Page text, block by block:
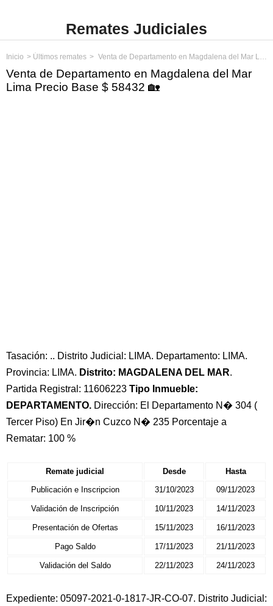
Remates Judiciales
Inicio Últimos remates Venta de Departamento en Magdalena del Mar Lima Precio Base $ 58432
Venta de Departamento en Magdalena del Mar
Lima Precio Base $ 58432 🏡
Tasación: .. Distrito Judicial: LIMA. Departamento: LIMA.
Provincia: LIMA. Distrito: MAGDALENA DEL MAR.
Partida Registral: 11606223 Tipo Inmueble:
DEPARTAMENTO. Dirección: El Departamento N� 304 (
Tercer Piso) En Jir�n Cuzco N� 235 Porcentaje a
Rematar: 100 %
Remate judicial Desde
Hasta
Publicación e Inscripcion
31/10/2023 09/11/2023
Validación de Inscripción 10/11/2023 14/11/2023
Presentación de Ofertas 15/11/2023 16/11/2023
Pago Saldo 17/11/2023 21/11/2023
Validación del Saldo 22/11/2023 24/11/2023
Expediente: 05097-2021-0-1817-JR-CO-07. Distrito Judicial: